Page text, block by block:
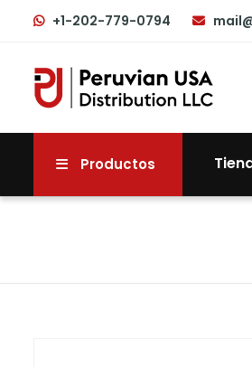
+1-202-779-0794
Productos